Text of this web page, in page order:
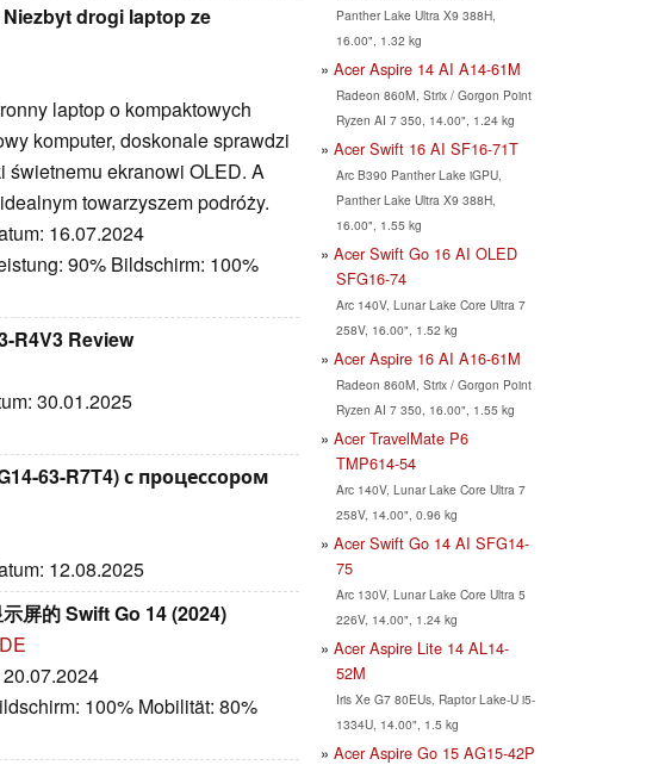
drogi laptop ze
laptop o kompaktowych
komputer, doskonale sprawdzi
ekranowi OLED. A
towarzyszem podróży.
16.07.2024
90% Bildschirm: 100%
R4V3 Review
30.01.2025
63-R7T4) с процессором
12.08.2025
屏的 Swift Go 14 (2024)
100% Mobilität: 80%
Panther Lake Ultra X9 388H,
16.00", 1.32 kg
Acer Aspire 14 AI A14-61M
Radeon 860M, Strix / Gorgon Point
Ryzen AI 7 350, 14.00", 1.24 kg
Acer Swift 16 AI SF16-71T
Arc B390 Panther Lake iGPU,
Panther Lake Ultra X9 388H,
16.00", 1.55 kg
Acer Swift Go 16 AI OLED
SFG16-74
Arc 140V, Lunar Lake Core Ultra 7
258V, 16.00", 1.52 kg
Acer Aspire 16 AI A16-61M
Radeon 860M, Strix / Gorgon Point
Ryzen AI 7 350, 16.00", 1.55 kg
Acer TravelMate P6
TMP614-54
Arc 140V, Lunar Lake Core Ultra 7
258V, 14.00", 0.96 kg
Acer Swift Go 14 AI SFG14-
75
Arc 130V, Lunar Lake Core Ultra 5
226V, 14.00", 1.24 kg
Acer Aspire Lite 14 AL14-
52M
Iris Xe G7 80EUs, Raptor Lake-U i5-
1334U, 14.00", 1.5 kg
Acer Aspire Go 15 AG15-42P